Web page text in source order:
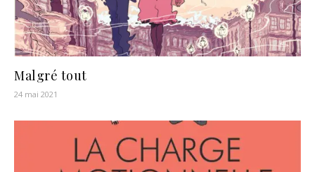
Malgré tout
24 mai 2021